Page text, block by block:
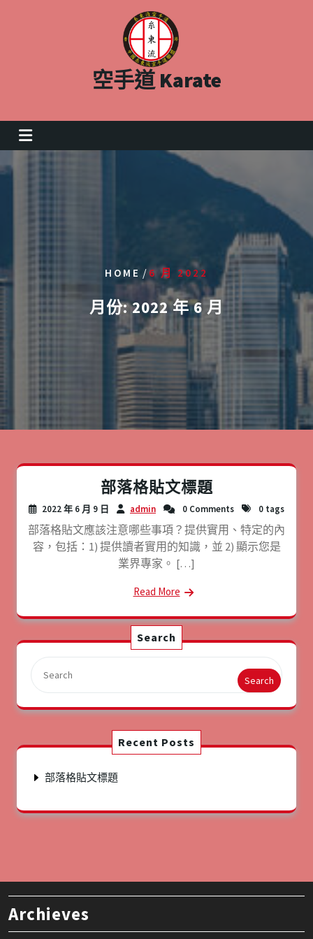
空手道 Karate
HOME / 6 月 2022
月份:2022 年 6 月
部落格貼文標題
2022 年 6 月 9 日 admin 0 Comments 0 tags
部落格貼文應該注意哪些事項？提供實用、特定的內
容，包括：1) 提供讀者實用的知識，並 2) 顯示您是
業界專家。 […]
Read More
Search
Search
Recent Posts
部落格貼文標題
Archieves